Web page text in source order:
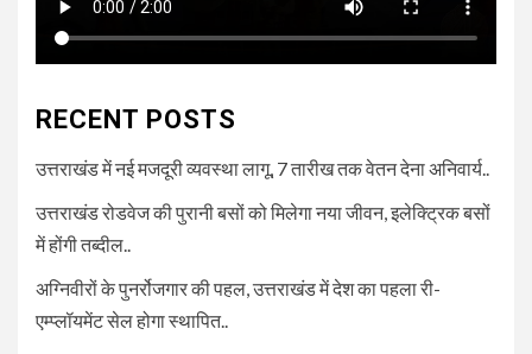
RECENT POSTS
उत्तराखंड में नई मजदूरी व्यवस्था लागू, 7 तारीख तक वेतन देना अनिवार्य..
उत्तराखंड रोडवेज की पुरानी बसों को मिलेगा नया जीवन, इलेक्ट्रिक बसों
में होंगी तब्दील..
अग्निवीरों के पुनर्रोजगार की पहल, उत्तराखंड में देश का पहला री-
एम्प्लॉयमेंट सेल होगा स्थापित..